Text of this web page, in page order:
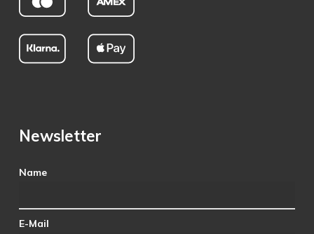
Newsletter
Name
E-Mail